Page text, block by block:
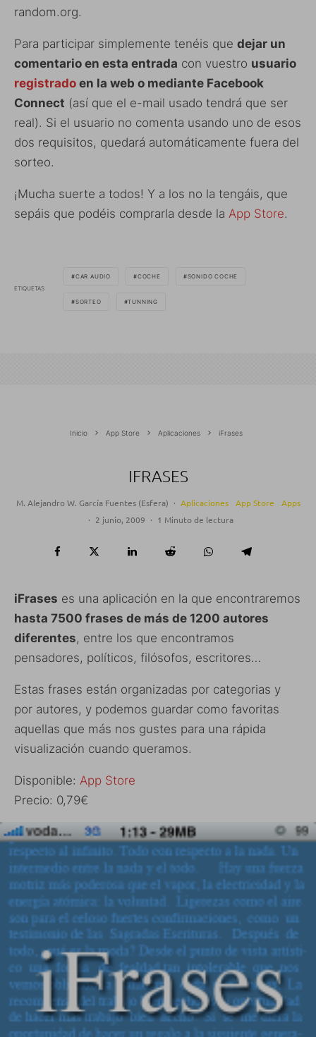
random.org.
Para participar simplemente tenéis que dejar un
comentario en esta entrada con vuestro usuario
registrado en la web o mediante Facebook
Connect (así que el e-mail usado tendrá que ser
real). Si el usuario no comenta usando uno de esos
dos requisitos, quedará automáticamente fuera del
sorteo.
¡Mucha suerte a todos! Y a los no la tengáis, que
sepáis que podéis comprarla desde la App Store.
ETIQUETAS
CAR AUDIO COCHE SONIDO COCHE
SORTEO TUNNING
Inicio App Store Aplicaciones iFrases
IFRASES
M. Alejandro W. García Fuentes (Esfera) · Aplicaciones App Store
Apps
· 2 junio, 2009 · 1 Minuto de lectura
iFrases es una aplicación en la que encontraremos
hasta 7500 frases de más de 1200 autores
diferentes, entre los que encontramos
pensadores, políticos, filósofos, escritores…
Estas frases están organizadas por categorias y
por autores, y podemos guardar como favoritas
aquellas que más nos gustes para una rápida
visualización cuando queramos.
Disponible: App Store
Precio: 0,79€